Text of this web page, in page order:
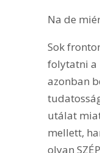
Na de
Sok
folytatni a
azonban
utálat
mellett,
olyan